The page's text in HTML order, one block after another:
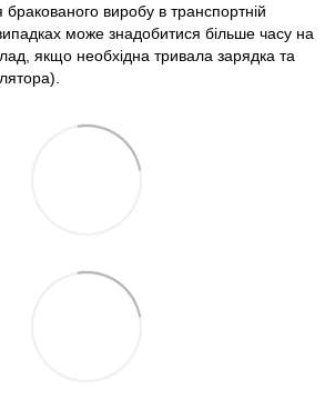
виробу в транспортній
може знадобитися більше часу на
якщо необхідна тривала зарядка та